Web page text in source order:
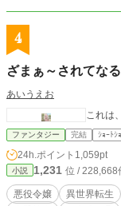
4
ざまぁ～されてな
あいうえお
これは
ファンタジー 完結 ｼｮｰﾄｼ
24h.ポイント 1,059pt
小説 1,231 位 / 228,668
悪役令嬢 異世界転生